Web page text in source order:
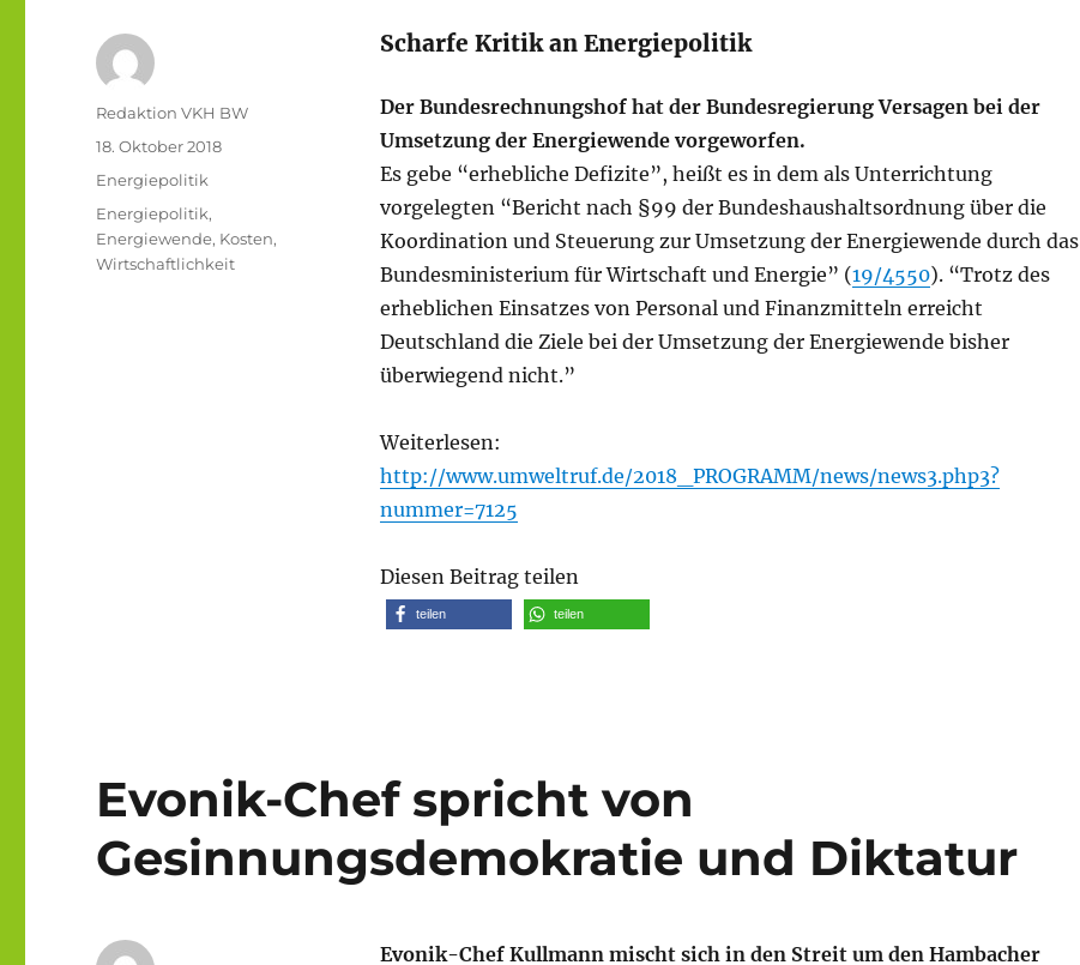
Scharfe Kritik an Energiepolitik
Der Bundesrechnungshof hat der Bundesregierung Versagen bei der
Umsetzung der Energiewende vorgeworfen.
Es gebe “erhebliche Defizite”, heißt es in dem als Unterrichtung
vorgelegten “Bericht nach §99 der Bundeshaushaltsordnung über die
Koordination und Steuerung zur Umsetzung der Energiewende durch das
Bundesministerium für Wirtschaft und Energie” (19/4550). “Trotz des
erheblichen Einsatzes von Personal und Finanzmitteln erreicht
Deutschland die Ziele bei der Umsetzung der Energiewende bisher
überwiegend nicht.”
Weiterlesen:
http://www.umweltruf.de/2018_PROGRAMM/news/news3.php3?
nummer=7125
Diesen Beitrag teilen
teilen teilen
Autor
Redaktion VKH BW
Veröffentlicht
18. Oktober 2018
Kategorien
Energiepolitik
Schlagwörter
Energiepolitik,
Energiewende, Kosten,
Wirtschaftlichkeit
Evonik-Chef spricht von
Gesinnungsdemokratie und Diktatur
Evonik-Chef Kullmann mischt sich in den Streit um den Hambacher